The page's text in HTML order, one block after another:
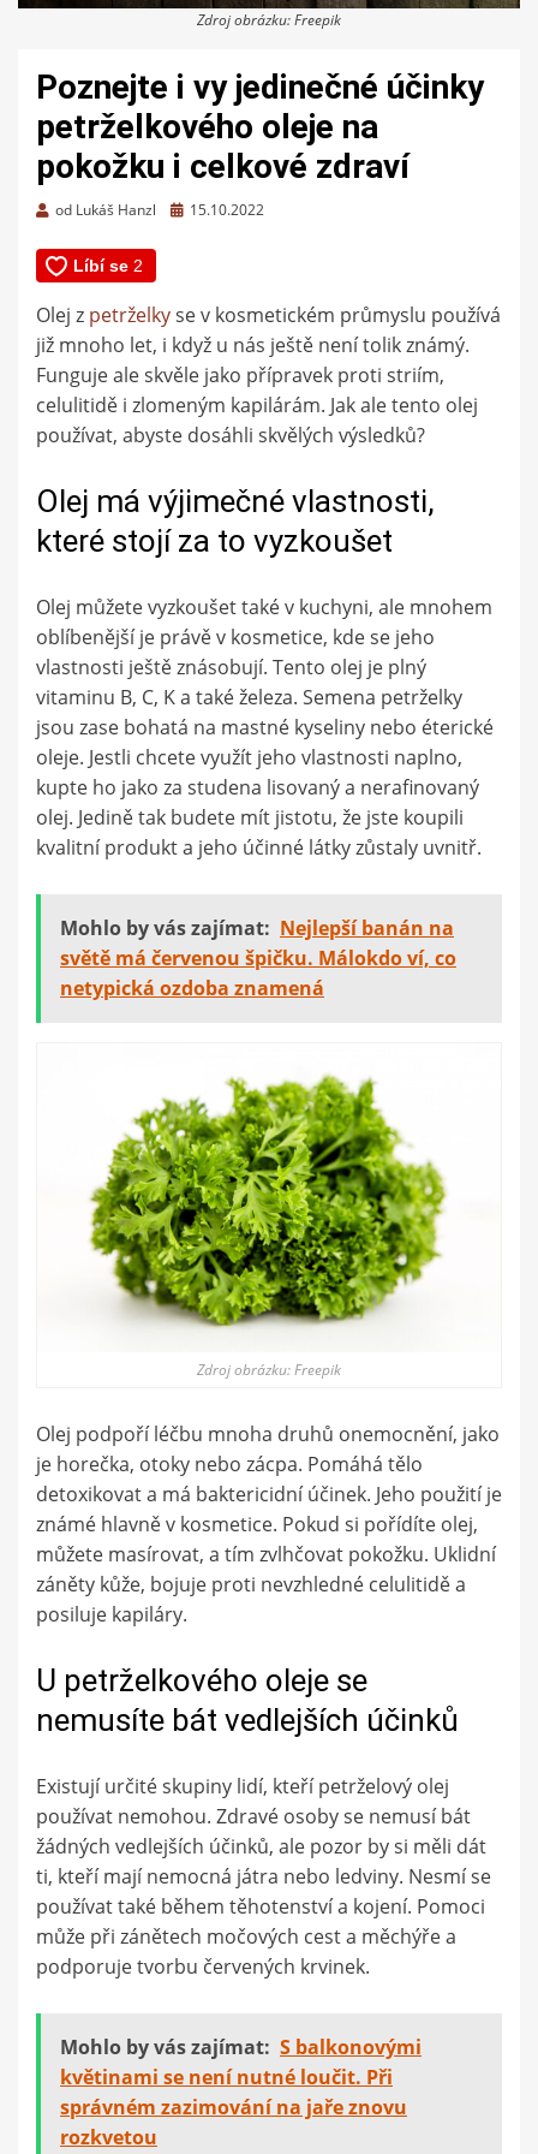
Zdroj obrázku: Freepik
Poznejte i vy jedinečné účinky
petrželkového oleje na
pokožku i celkové zdraví
od Lukáš Hanzl
Zveřejněno
15.10.2022
Olej z petrželkyse v kosmetickém průmyslu používá
již mnoho let, i když u nás ještě není tolik známý.
Funguje ale skvěle jako přípravek proti striím,
celulitidě i zlomeným kapilárám. Jak ale tento olej
používat, abyste dosáhli skvělých výsledků?
Olej má výjimečné vlastnosti,
které stojí za to vyzkoušet
Olej můžete vyzkoušet také v kuchyni, ale mnohem
oblíbenější je právě v kosmetice, kde se jeho
vlastnosti ještě znásobují. Tento olej je plný
vitaminu B, C, K a také železa. Semena petrželky
jsou zase bohatá na mastné kyseliny nebo éterické
oleje. Jestli chcete využít jeho vlastnosti naplno,
kupte ho jako za studena lisovaný a nerafinovaný
olej. Jedině tak budete mít jistotu, že jste koupili
kvalitní produkt a jeho účinné látky zůstaly uvnitř.
Mohlo by vás zajímat: Nejlepší banán na
světě má červenou špičku. Málokdo ví, co
netypická ozdoba znamená
Zdroj obrázku: Freepik
Olej podpoří léčbu mnoha druhů onemocnění, jako
je horečka, otoky nebo zácpa. Pomáhá tělo
detoxikovat a má baktericidní účinek. Jeho použití je
známé hlavně v kosmetice. Pokud si pořídíte olej,
můžete masírovat, a tím zvlhčovat pokožku. Uklidní
záněty kůže, bojuje proti nevzhledné celulitidě a
posiluje kapiláry.
U petrželkového oleje se
nemusíte bát vedlejších účinků
Existují určité skupiny lidí, kteří petrželový olej
používat nemohou. Zdravé osoby se nemusí bát
žádných vedlejších účinků, ale pozor by si měli dát
ti, kteří mají nemocná játra nebo ledviny. Nesmí se
používat také během těhotenství a kojení. Pomoci
může při zánětech močových cest a měchýře a
podporuje tvorbu červených krvinek.
Mohlo by vás zajímat: S balkonovými
květinami se není nutné loučit. Při
správném zazimování na jaře znovu
rozkvetou